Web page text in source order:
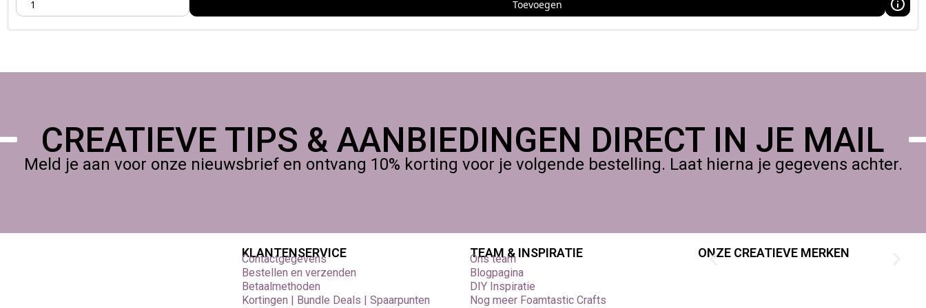
Toevoegen
CREATIEVE TIPS & AANBIEDINGEN DIRECT IN JE MAIL
Meld je aan voor onze nieuwsbrief en ontvang 10% korting voor je volgende bestelling. Laat hierna je gegevens achter.
KLANTENSERVICE
Contactgegevens
Bestellen en verzenden
Betaalmethoden
Kortingen | Bundle Deals | Spaarpunten
TEAM & INSPIRATIE
Ons team
Blogpagina
DIY Inspiratie
Nog meer Foamtastic Crafts
ONZE CREATIEVE MERKEN